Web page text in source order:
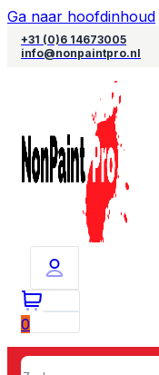
Ga naar hoofdinhoud
+31 (0)6 14673005
info@nonpaintpro.nl
0
Zoeken